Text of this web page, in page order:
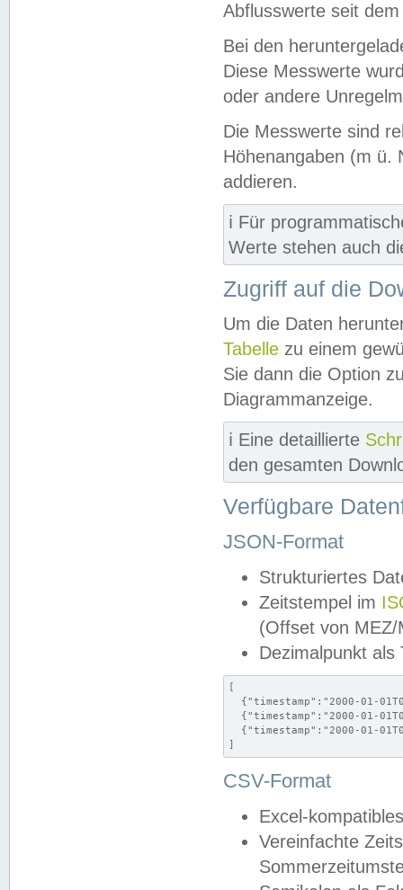
Abflusswerte seit
Bei den
Diese Messwerte
oder andere
Die Messwerte sind
Höhenangaben (m ü.
addieren.
ℹ️ Für
Werte stehen auch
Zugriff auf die
Um die Daten
Tabelle zu einem
Sie dann die Option
Diagrammanzeige.
ℹ️ Eine detaillierte
den gesamten
Verfügbare
JSON-Format
Strukturiertes
Zeitstempel im
(Offset von MEZ/
Dezimalpunkt als
[
{"timestamp":"2000-01-
{"timestamp":"2000-01-
{"timestamp":"2000-01-
]
CSV-Format
Excel-
Vereinfachte